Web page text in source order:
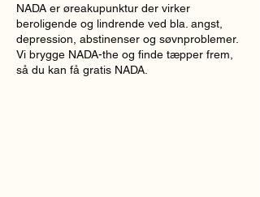
NADA er øreakupunktur der virker
beroligende og lindrende ved bla. angst,
depression, abstinenser og søvnproblemer.
Vi brygge NADA-the og finde tæpper frem,
så du kan få gratis NADA.